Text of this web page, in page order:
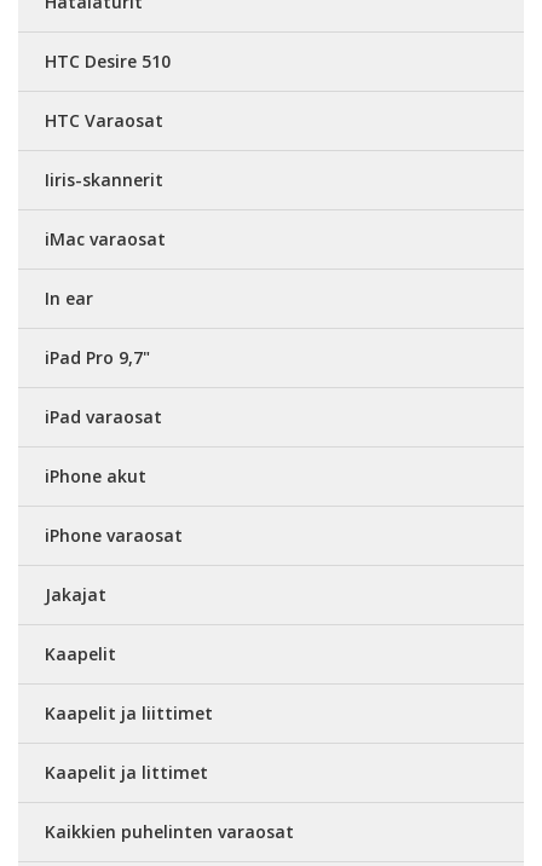
HTC Desire 510
HTC Varaosat
Iiris-skannerit
iMac varaosat
In ear
iPad Pro 9,7"
iPad varaosat
iPhone akut
iPhone varaosat
Jakajat
Kaapelit
Kaapelit ja liittimet
Kaapelit ja littimet
Kaikkien puhelinten varaosat